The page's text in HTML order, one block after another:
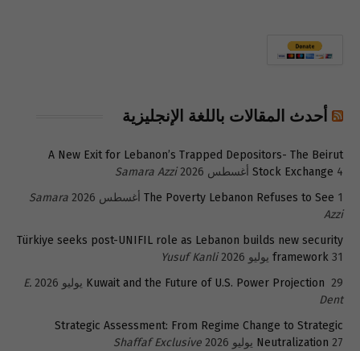
أحدث المقالات باللغة الإنجليزية
A New Exit for Lebanon’s Trapped Depositors- The Beirut
Stock Exchange 4 أغسطس 2026
Samara Azzi
The Poverty Lebanon Refuses to See 1 أغسطس 2026
Samara
Azzi
Türkiye seeks post-UNIFIL role as Lebanon builds new security
framework 31 يوليو 2026
Yusuf Kanli
Kuwait and the Future of U.S. Power Projection 29 يوليو 2026
E.
Dent
Strategic Assessment: From Regime Change to Strategic
Neutralization 27 يوليو 2026 Shaffaf Exclusive